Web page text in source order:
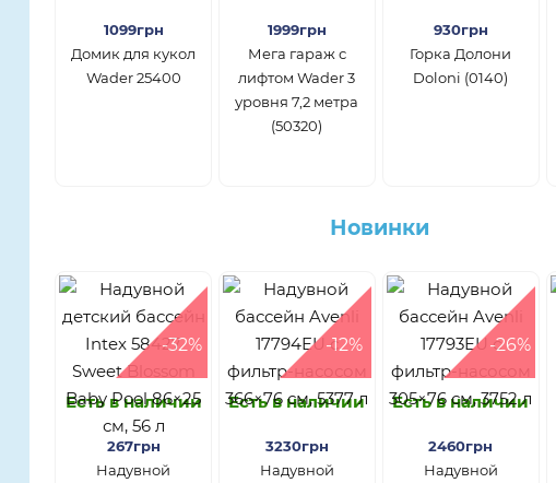
1099грн
Домик для кукол
Wader 25400
1999грн
Мега гараж с
лифтом Wader 3
уровня 7,2 метра
(50320)
930грн
Горка Долони
Doloni (0140)
Новинки
-32%
Есть в наличии
267грн
Надувной
-12%
Есть в наличии
3230грн
Надувной
-26%
Есть в наличии
2460грн
Надувной